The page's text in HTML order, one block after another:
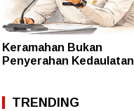
Keramahan Bukan
Penyerahan Kedaulatan
TRENDING